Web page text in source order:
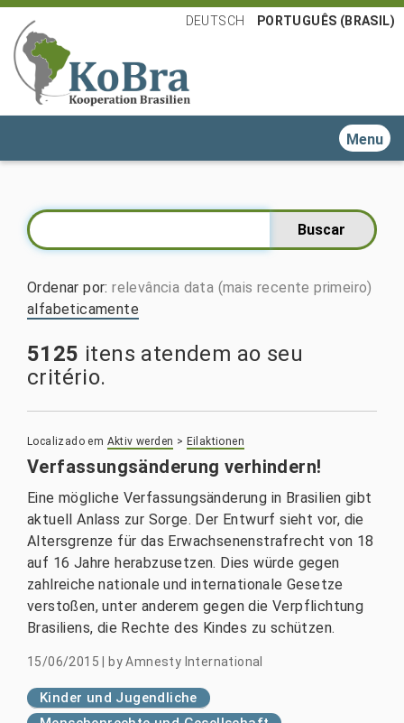
DEUTSCH PORTUGUÊS (BRASIL)
Toggle
Ordenar por:relevância data (mais recente primeiro)
alfabeticamente
5125 itens atendem ao seu
critério.
Localizado em Aktiv werden > Eilaktionen
Verfassungsänderung verhindern!
Eine mögliche Verfassungsänderung in Brasilien gibt
aktuell Anlass zur Sorge. Der Entwurf sieht vor, die
Altersgrenze für das Erwachsenenstrafrecht von 18
auf 16 Jahre herabzusetzen. Dies würde gegen
zahlreiche nationale und internationale Gesetze
verstoßen, unter anderem gegen die Verpflichtung
Brasiliens, die Rechte des Kindes zu schützen.
15/06/2015 byAmnesty International
Kinder und Jugendliche